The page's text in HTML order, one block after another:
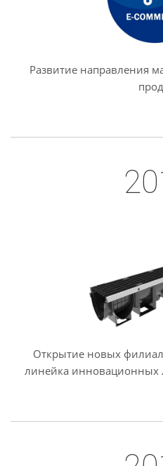
Развитие направления
Открытие новых
линейка инновационных